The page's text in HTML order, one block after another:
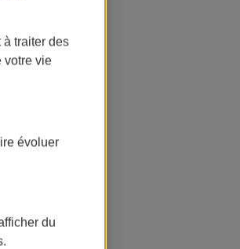
à traiter des
votre vie
évoluer
du